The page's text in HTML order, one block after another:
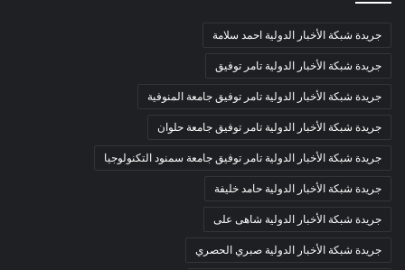
جريدة شبكة الأخبار الدولية احمد سلامة
جريدة شبكة الأخبار الدولية تامر توفيق
جريدة شبكة الأخبار الدولية تامر توفيق جامعة المنوفية
جريدة شبكة الأخبار الدولية تامر توفيق جامعة حلوان
جريدة شبكة الأخبار الدولية تامر توفيق جامعة سمنود التكنولوجيا
جريدة شبكة الأخبار الدولية حامد خليفة
جريدة شبكة الأخبار الدولية شاهى على
جريدة شبكة الأخبار الدولية صبري الحصري